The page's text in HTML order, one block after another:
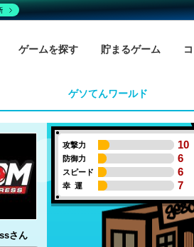
ゲームを探す 貯まるゲーム
ゲソてんワールド
さん
攻撃力 10
防御力 6
スピード 6
幸 運 7